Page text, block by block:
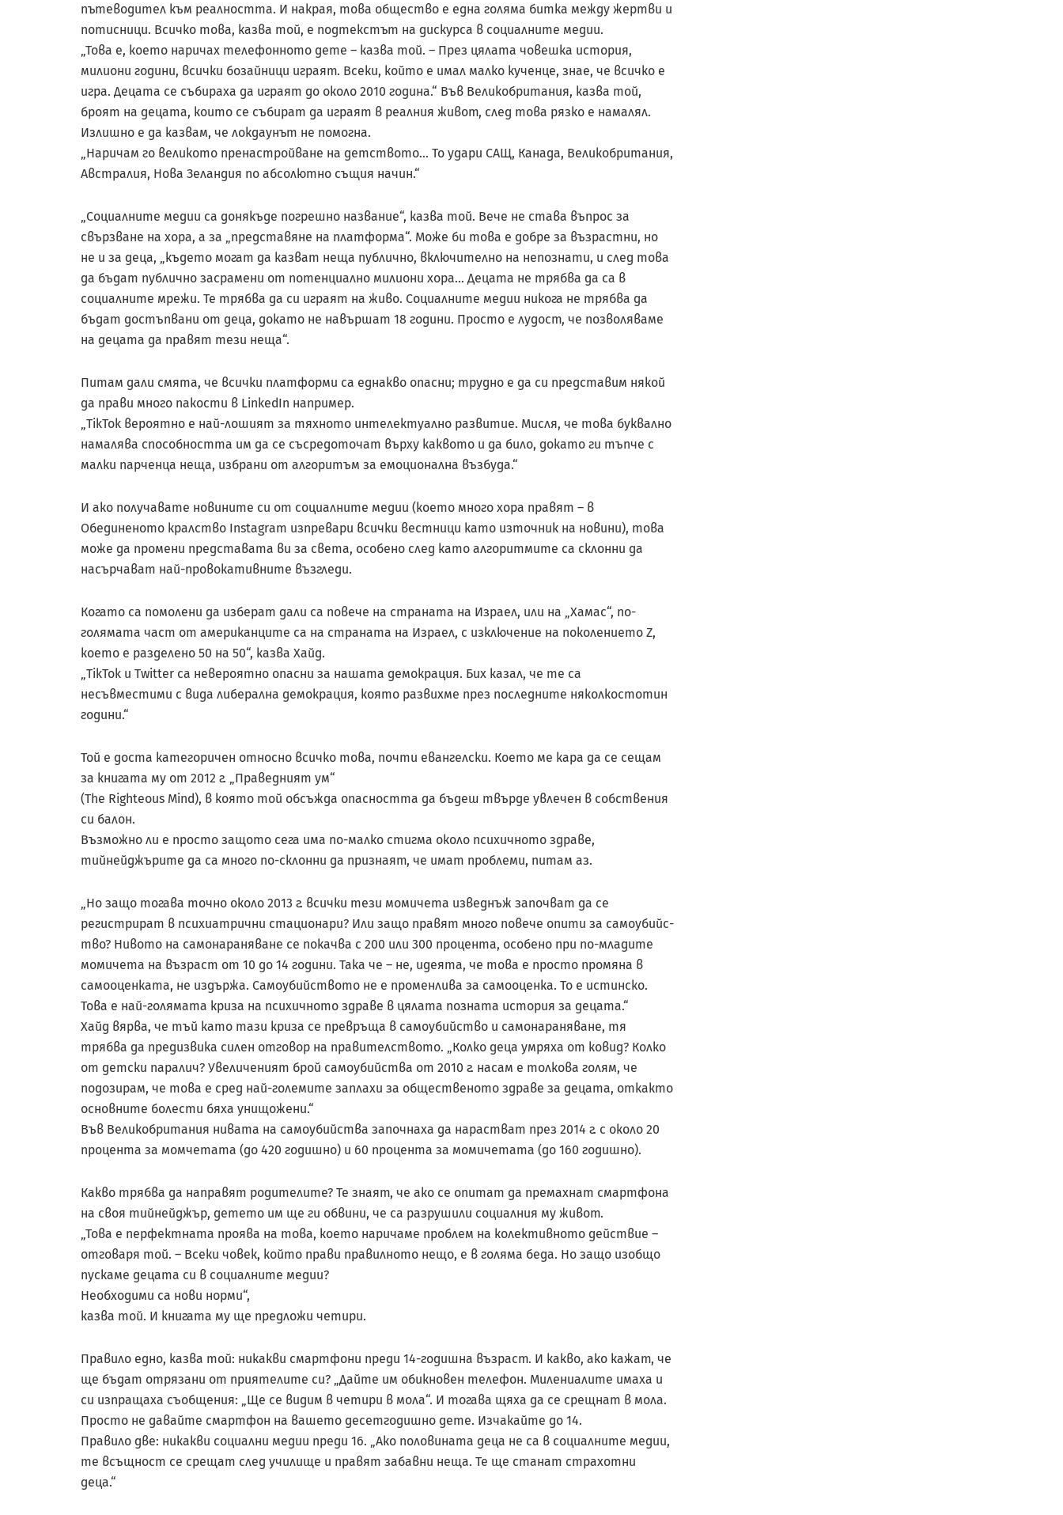
пътеводител към реалността. И накрая, това общество е една голяма битка между жертви и
потисници. Всичко това, казва той, е подтекстът на дискурса в социалните медии.
„Това е, което наричах телефонното дете – казва той. – През цялата човешка история,
милиони години, всички бозайници играят. Всеки, който е имал малко кученце, знае, че всичко е
игра. Децата се събираха да играят до около 2010 година.“ Във Великобритания, казва той,
броят на децата, които се събират да играят в реалния живот, след това рязко е намалял.
Излишно е да казвам, че локдаунът не помогна.
„Наричам го великото пренастройване на детството… То удари САЩ, Канада, Великобритания,
Австралия, Нова Зеландия по абсолютно същия начин.“
„Социалните медии са донякъде погрешно название“, казва той. Вече не става въпрос за
свързване на хора, а за „представяне на платформа“. Може би това е добре за възрастни, но
не и за деца, „където могат да казват неща публично, включително на непознати, и след това
да бъдат публично засрамени от потенциално милиони хора… Децата не трябва да са в
социалните мрежи. Те трябва да си играят на живо. Социалните медии никога не трябва да
бъдат достъпвани от деца, докато не навършат 18 години. Просто е лудост, че позволяваме
на децата да правят тези неща“.
Питам дали смята, че всички платформи са еднакво опасни; трудно е да си представим някой
да прави много пакости в LinkedIn например.
„TikTok вероятно е най-лошият за тяхното интелектуално развитие. Мис­ля, че това буквално
намалява способността им да се съсредоточат върху каквото и да било, докато ги тъпче с
малки парченца неща, избрани от алгоритъм за емоционална възбуда.“
И ако получавате новините си от социалните медии (което много хора правят – в
Обединеното кралство Instagram изпревари всички вестници като източник на новини), това
може да промени представата ви за света, особено след като алгоритмите са склонни да
насърчават най-провокативните възгледи.
Когато са помолени да изберат дали са повече на страната на Израел, или на „Хамас“, по-
голямата част от американците са на страната на Израел, с изключение на поколението Z,
което е разделено 50 на 50“, казва Хайд.
„TikTok и Twitter са невероятно опасни за нашата демокрация. Бих казал, че те са
несъвместими с вида либерална демокрация, която развихме през последните няколкостотин
години.“
Той е доста категоричен относно всичко това, почти евангелски. Което ме кара да се сещам
за книгата му от 2012 г. „Праведният ум“
(The Righteous Mind), в която той обсъжда опасността да бъдеш твърде увлечен в собствения
си балон.
Възможно ли е просто защото сега има по-малко стигма около психичното здраве,
тийнейджърите да са много по-склонни да признаят, че имат проблеми, питам аз.
„Но защо тогава точно около 2013 г. всички тези момичета изведнъж започват да се
регистрират в психиатрични стационари? Или защо правят много повече опити за самоубийс­
тво? Нивото на самонараняване се покачва с 200 или 300 процента, особено при по-младите
момичета на възраст от 10 до 14 години. Така че – не, идеята, че това е просто промяна в
самооценката, не издържа. Самоубийството не е променлива за самооценка. То е истинско.
Това е най-голямата криза на психичното здраве в цялата позната история за децата.“
Хайд вярва, че тъй като тази криза се превръща в самоубийство и самонараняване, тя
трябва да предизвика силен отговор на правителството. „Колко деца умряха от ковид? Колко
от детски паралич? Увеличеният брой самоубийства от 2010 г. насам е толкова голям, че
подозирам, че това е сред най-големите заплахи за общественото здраве за децата, откакто
основните болести бяха унищожени.“
Във Великобритания нивата на самоубийства започнаха да нарастват през 2014 г. с около 20
процента за момчетата (до 420 годишно) и 60 процента за момичетата (до 160 годишно).
Какво трябва да направят родителите? Те знаят, че ако се опитат да премахнат смартфона
на своя тийнейджър, детето им ще ги обвини, че са разрушили социалния му живот.
„Това е перфектната проява на това, което наричаме проблем на колективното действие –
отговаря той. – Всеки човек, който прави правилното нещо, е в голяма беда. Но защо изобщо
пускаме децата си в социалните медии?
Необходими са нови норми“,
казва той. И книгата му ще предложи четири.
Правило едно, казва той: никакви смартфони преди 14-годишна възраст. И какво, ако кажат, че
ще бъдат отрязани от приятелите си? „Дайте им обикновен телефон. Милениалите имаха и
си изпращаха съобщения: „Ще се видим в четири в мола“. И тогава щяха да се срещнат в мола.
Просто не давайте смартфон на вашето десетгодишно дете. Изчакайте до 14.
Правило две: никакви социални медии преди 16. „Ако половината деца не са в социалните медии,
те всъщност се срещат след училище и правят забавни неща. Те ще станат страхотни
деца.“